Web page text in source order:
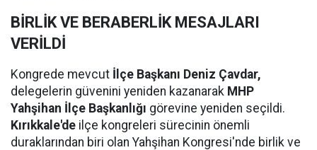
BİRLİK VE BERABERLİK MESAJLARI
VERİLDİ
Kongrede mevcut İlçe Başkanı Deniz Çavdar,
delegelerin güvenini yeniden kazanarak MHP
Yahşihan İlçe Başkanlığı görevine yeniden seçildi.
Kırıkkale'de ilçe kongreleri sürecinin önemli
duraklarından biri olan Yahşihan Kongresi'nde birlik ve